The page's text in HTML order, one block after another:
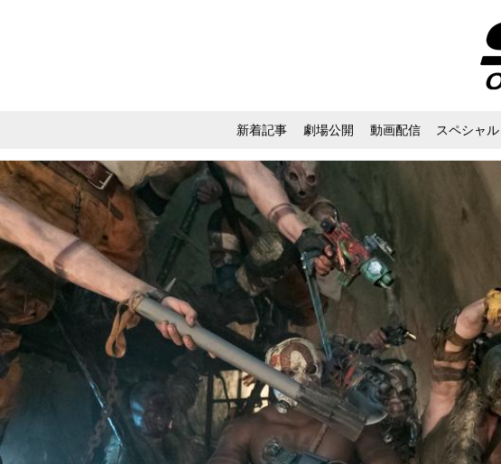
新着記事 劇場公開 動画配信 スペシャル